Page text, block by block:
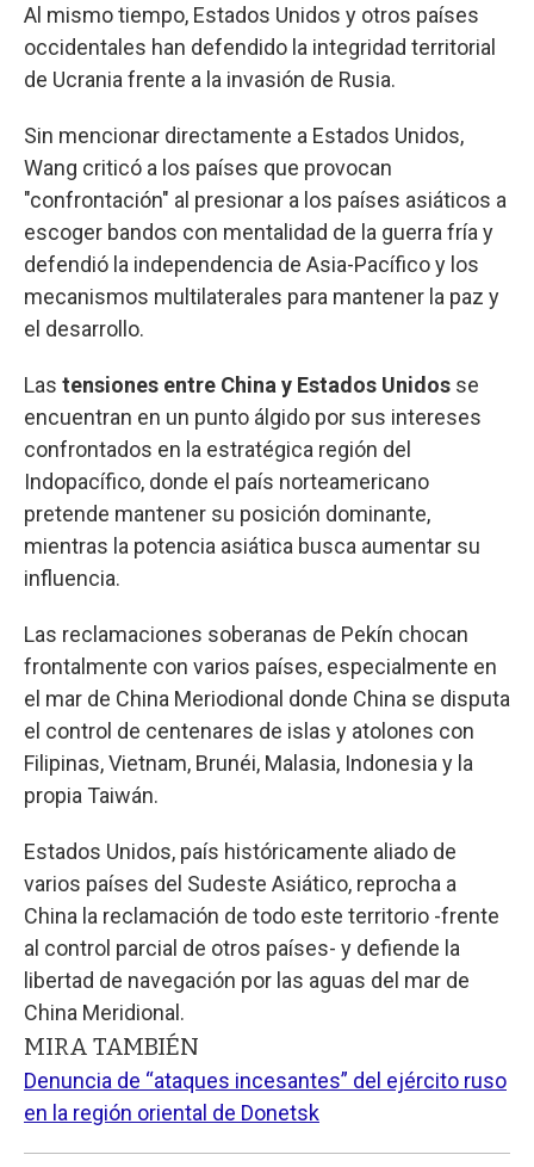
Al mismo tiempo, Estados Unidos y otros países
occidentales han defendido la integridad territorial
de Ucrania frente a la invasión de Rusia.
Sin mencionar directamente a Estados Unidos,
Wang criticó a los países que provocan
"confrontación" al presionar a los países asiáticos a
escoger bandos con mentalidad de la guerra fría y
defendió la independencia de Asia-Pacífico y los
mecanismos multilaterales para mantener la paz y
el desarrollo.
Las tensiones entre China y Estados Unidos se
encuentran en un punto álgido por sus intereses
confrontados en la estratégica región del
Indopacífico, donde el país norteamericano
pretende mantener su posición dominante,
mientras la potencia asiática busca aumentar su
influencia.
Las reclamaciones soberanas de Pekín chocan
frontalmente con varios países, especialmente en
el mar de China Meriodional donde China se disputa
el control de centenares de islas y atolones con
Filipinas, Vietnam, Brunéi, Malasia, Indonesia y la
propia Taiwán.
Estados Unidos, país históricamente aliado de
varios países del Sudeste Asiático, reprocha a
China la reclamación de todo este territorio -frente
al control parcial de otros países- y defiende la
libertad de navegación por las aguas del mar de
China Meridional.
MIRA TAMBIÉN
Denuncia de “ataques incesantes” del ejército ruso
en la región oriental de Donetsk